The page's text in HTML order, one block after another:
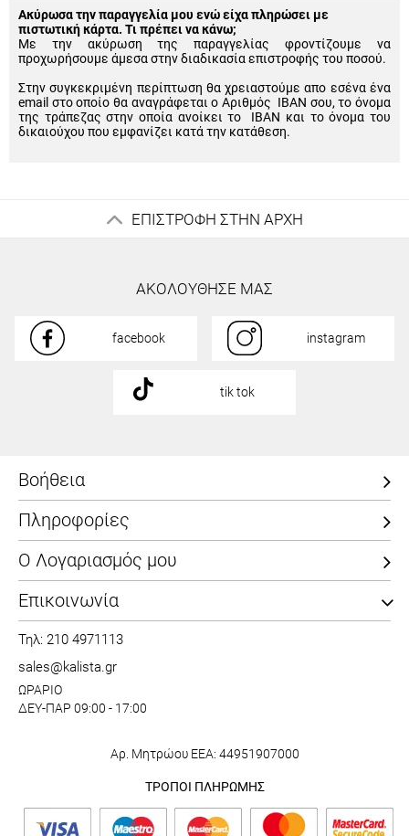
Ακύρωσα την παραγγελία μου ενώ είχα πληρώσει με
πιστωτική κάρτα. Τι πρέπει να κάνω;
Με την ακύρωση της παραγγελίας φροντίζουμε να
προχωρήσουμε άμεσα στην διαδικασία επιστροφής του ποσού.
Στην συγκεκριμένη περίπτωση θα χρειαστούμε απο εσένα ένα
email στο οποίο θα αναγράφεται ο Αριθμός IBAN σου, το όνομα
της τράπεζας στην οποία ανοίκει το IBAN και το όνομα του
δικαιούχου που εμφανίζει κατά την κατάθεση.
ΕΠΙΣΤΡΟΦΗ ΣΤΗΝ ΑΡΧΗ
ΑΚΟΛΟΥΘΗΣΕ ΜΑΣ
facebook instagram
tik tok
Βοήθεια
Πληροφορίες
Ο Λογαριασμός μου
Επικοινωνία
Τηλ: 210 4971113
sales@kalista.gr
ΩΡΑΡΙΟ
ΔΕΥ-ΠΑΡ 09:00 - 17:00
Αρ. Μητρώου ΕΕΑ: 44951907000
ΤΡΟΠΟΙ ΠΛΗΡΩΜΗΣ